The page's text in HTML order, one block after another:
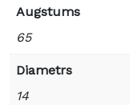
Augstums
65
Diametrs
14